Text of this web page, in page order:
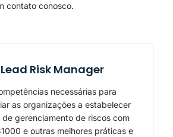
contato conosco.
Lead Risk Manager
necessárias para
as organizações a estabelecer
de gerenciamento de riscos com
e outras melhores práticas e